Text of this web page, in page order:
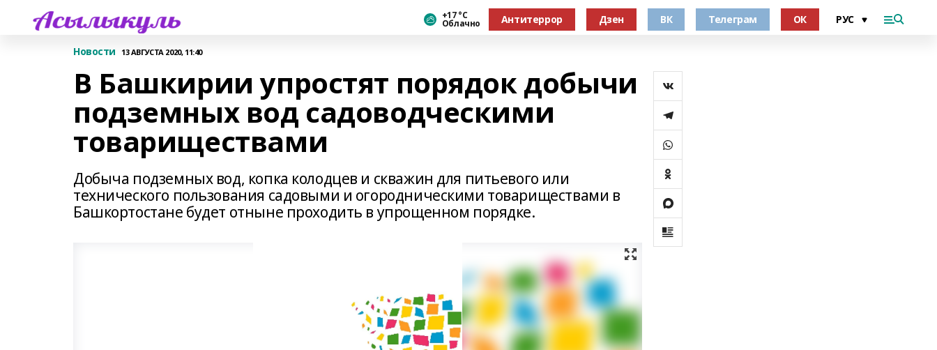
+17 °С
Облачно Антитеррор Дзен ВК Телеграм ОК
Новости 13 АВГУСТА 2020, 11:40
В Башкирии упростят порядок добычи
подземных вод садоводческими
товариществами
Добыча подземных вод, копка колодцев и скважин для питьевого или
технического пользования садовыми и огородническими товариществами в
Башкортостане будет отныне проходить в упрощенном порядке.